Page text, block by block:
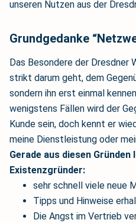
unseren Nutzen aus der
Grundgedanke
Das Besondere der Dresdner
strikt darum geht, dem
sondern ihn erst einmal
wenigstens Fällen wird der
Kunde sein, doch kennt er
meine Dienstleistung oder
Gerade aus diesen
Existenzgründer:
sehr schnell viele neue
Tipps und Hinweise
Die Angst im Vertrieb